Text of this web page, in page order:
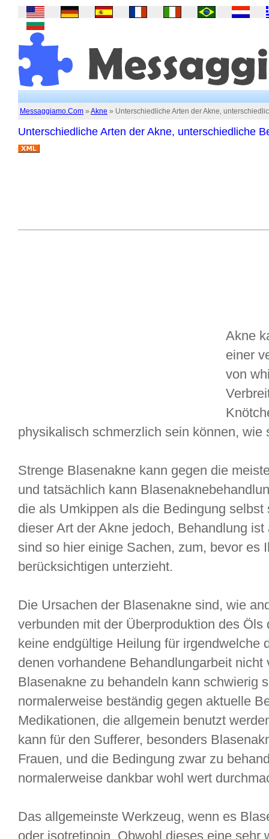
Messaggiamo.Com » Akne » Unterschiedliche Arten der Akne,
Unterschiedliche Arten der Akne, unterschiedliche
Akne
einer
von
physikalisch schmerzlich sein können,
Strenge Blasenakne kann gegen die
und tatsächlich kann
die als Umkippen als die Bedingung
dieser Art der Akne jedoch, Behandlung
sind so hier einige Sachen, zum, bevor es
berücksichtigen unterzieht.
Die Ursachen der Blasenakne sind, wie
verbunden mit der Überproduktion des
keine endgültige Heilung für irgendwelche
denen vorhandene Behandlungarbeit
Blasenakne zu behandeln kann schwierig
normalerweise beständig gegen aktuelle
Medikationen, die allgemein benutzt
kann für den Sufferer, besonders
Frauen, und die Bedingung zwar zu
normalerweise dankbar wohl wert
Das allgemeinste Werkzeug, wenn es
oder isotretinoin. Obwohl dieses eine sehr